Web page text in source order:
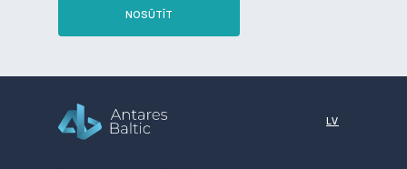
NOSŪTĪT
LV
Разработка сайта